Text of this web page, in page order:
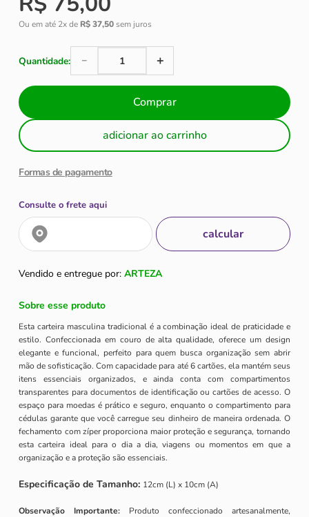
Ou em até 2x de R$ 37,50sem juros
＋
－
Comprar
adicionar ao carrinho
Formas de pagamento
Consulte o frete aqui
Vendido e entregue por: ARTEZA
Sobre esse produto
Esta carteira masculina tradicional é a combinação ideal de praticidade e
estilo. Confeccionada em couro de alta qualidade, oferece um design
elegante e funcional, perfeito para quem busca organização sem abrir
mão de sofisticação. Com capacidade para até 6 cartões, ela mantém seus
itens essenciais organizados, e ainda conta com compartimentos
transparentes para documentos de identificação ou cartões de acesso. O
espaço para moedas é prático e seguro, enquanto o compartimento para
cédulas garante que você carregue seu dinheiro de maneira ordenada. O
fechamento com zíper proporciona maior proteção e segurança, tornando
esta carteira ideal para o dia a dia, viagens ou momentos em que a
organização e a proteção são essenciais.
Especificação de Tamanho: 12cm (L) x 10cm (A)
Observação Importante: Produto confeccionado artesanalmente,